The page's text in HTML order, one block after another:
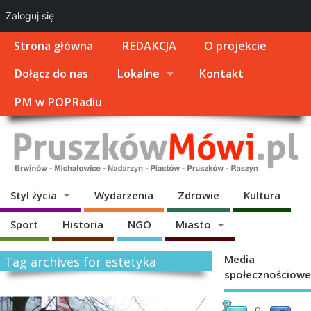
Strona główna REDAKCJA
O projekcie
Dołącz do nas
Lokalne
Kontakt
PM w POPRadiu
Styl życia Wydarzenia Zdrowie Kultura
Sport Historia NGO Miasto
Tag archives for estetyka
R
W
Media
społecznościowe
Zaloguj się